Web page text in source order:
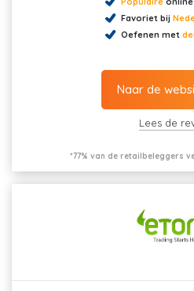
Favoriet bij
Oefenen met
Naar de
Lees de
*77% van de retailbeleggers